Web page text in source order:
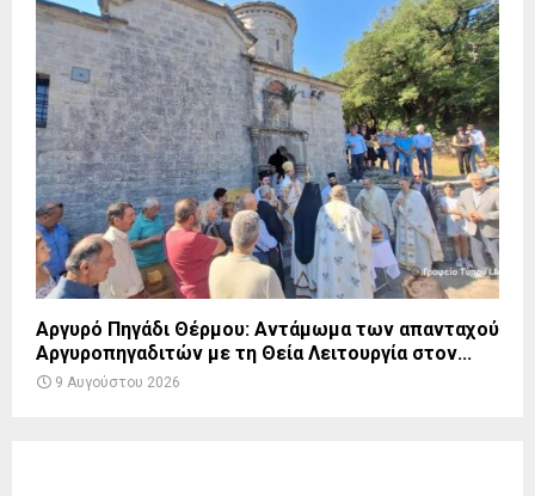
Αργυρό Πηγάδι Θέρμου: Αντάμωμα των απανταχού
Αργυροπηγαδιτών με τη Θεία Λειτουργία στον...
9 Αυγούστου 2026